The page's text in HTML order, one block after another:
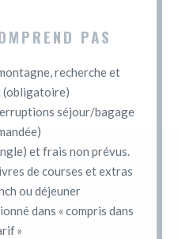
PAS
recherche et
(obligatoire)
séjour/bagage
et frais non prévus.
de courses et extras
ou déjeuner
dans « compris dans
»